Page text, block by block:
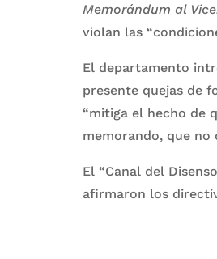
Memorándum al
violan las
El departamento
presente quejas de
“mitiga el hecho de
memorando, que no
El “Canal del
afirmaron los